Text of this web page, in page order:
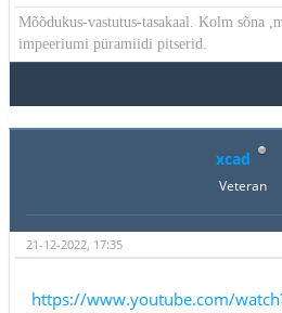
Mõõdukus-vastutus-tasakaal. Kolm sõna
impeeriumi püramiidi pitserid.
xcad
Veteran
21-12-2022, 17:35
https://www.youtube.com/